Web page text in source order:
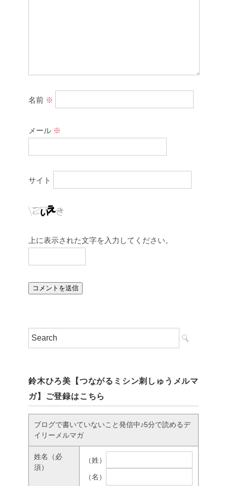
名前 ※
メール ※
サイト
上に表示された文字を入力してください。
鈴木ひろ美【つながるミシン刺しゅうメルマ
ガ】ご登録はこちら
ブログで書いていないこと発信中♪5分で読めるデ
イリーメルマガ
姓名
（必
須）
（姓）
（名）